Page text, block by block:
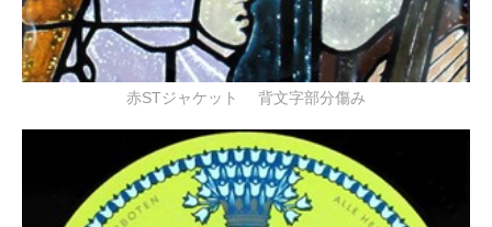
赤STジャケット 背文字部分傷み